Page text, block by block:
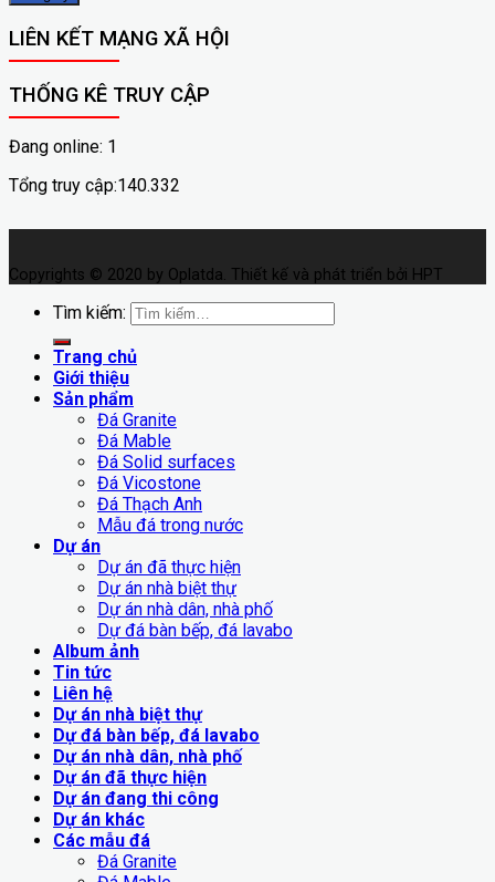
LIÊN KẾT MẠNG XÃ HỘI
THỐNG KÊ TRUY CẬP
Đang online: 1
Tổng truy cập:140.332
Copyrights © 2020 by Oplatda. Thiết kế và phát triển bởi HPT
Tìm kiếm:
Trang chủ
Giới thiệu
Sản phẩm
Đá Granite
Đá Mable
Đá Solid surfaces
Đá Vicostone
Đá Thạch Anh
Mẫu đá trong nước
Dự án
Dự án đã thực hiện
Dự án nhà biệt thự
Dự án nhà dân, nhà phố
Dự đá bàn bếp, đá lavabo
Album ảnh
Tin tức
Liên hệ
Dự án nhà biệt thự
Dự đá bàn bếp, đá lavabo
Dự án nhà dân, nhà phố
Dự án đã thực hiện
Dự án đang thi công
Dự án khác
Các mẫu đá
Đá Granite